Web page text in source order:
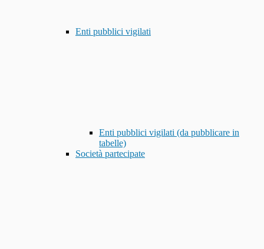
Enti pubblici vigilati
Enti pubblici vigilati (da pubblicare in
tabelle)
Società partecipate